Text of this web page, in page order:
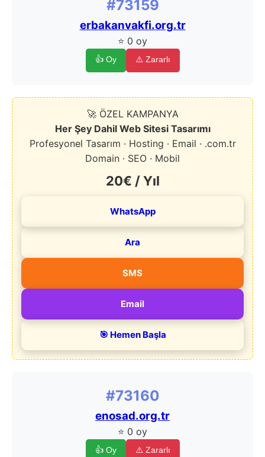
#73159
erbakanvakfi.org.tr
⭐ 0 oy
👍 Oy ⚠️ Zararlı
🚀 ÖZEL KAMPANYA
Her Şey Dahil Web Sitesi Tasarımı
Profesyonel Tasarım · Hosting · Email · .com.tr
Domain · SEO · Mobil
20€ / Yıl
WhatsApp
Ara
SMS
Email
🎯 Hemen Başla
#73160
enosad.org.tr
⭐ 0 oy
👍 Oy ⚠️ Zararlı